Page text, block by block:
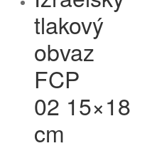
tlakový
obvaz
FCP
02 15×18
cm